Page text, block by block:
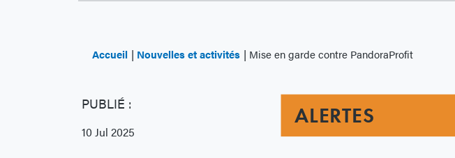
Accueil Nouvelles et activités Mise en garde contre PandoraProfit
PUBLIÉ :
10 Jul 2025
ALERTES